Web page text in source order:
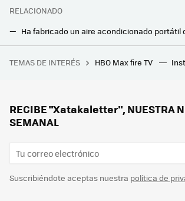
RELACIONADO
TEMAS DE INTERÉS HBO Max fire TV
RECIBE "Xatakaletter", NUESTRA
SEMANAL
Suscribiéndote aceptas nuestra política de